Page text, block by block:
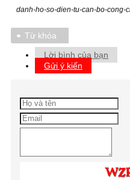
danh-ho-so-dien-tu-can-bo-cong-
Từ khóa
Lời bình của bạn
Gửi ý kiến